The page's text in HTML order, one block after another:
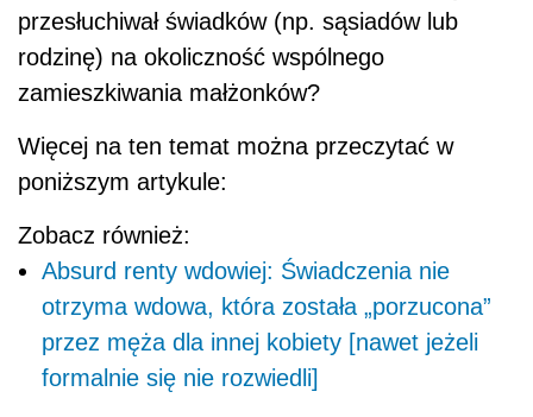
przesłuchiwał świadków (np. sąsiadów lub
rodzinę) na okoliczność wspólnego
zamieszkiwania małżonków?
Więcej na ten temat można przeczytać w
poniższym artykule:
Zobacz również:
Absurd renty wdowiej: Świadczenia nie
otrzyma wdowa, która została „porzucona”
przez męża dla innej kobiety [nawet jeżeli
formalnie się nie rozwiedli]